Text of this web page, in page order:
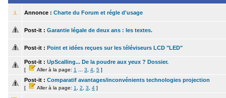
Annonce : Charte du Forum et régle d'usage
Post-it : Garantie légale de deux ans : les textes.
Post-it : Point et idées reçues sur les téléviseurs LCD "LED"
Post-it : UpScalling... De la poudre aux yeux ? Dossier.
[ Aller à la page: 1 3 4 5 ]
Post-it : Comparatif avantages/inconvénients technologies projection
[ Aller à la page: 1 2 3 4 ]